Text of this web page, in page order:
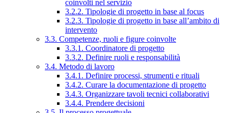
coinvolti nel servizio
3.2.2. Tipologie di progetto in base al focus
3.2.3. Tipologie di progetto in base all’ambito di
intervento
3.3. Competenze, ruoli e figure coinvolte
3.3.1. Coordinatore di progetto
3.3.2. Definire ruoli e responsabilità
3.4. Metodo di lavoro
3.4.1. Definire processi, strumenti e rituali
3.4.2. Curare la documentazione di progetto
3.4.3. Organizzare tavoli tecnici collaborativi
3.4.4. Prendere decisioni